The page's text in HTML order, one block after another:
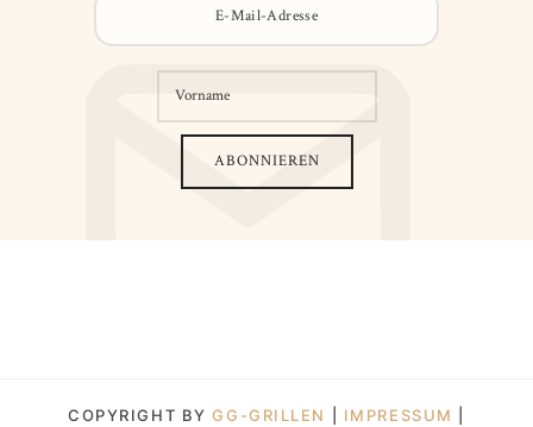
COPYRIGHT BYGG-GRILLEN IMPRESSUM